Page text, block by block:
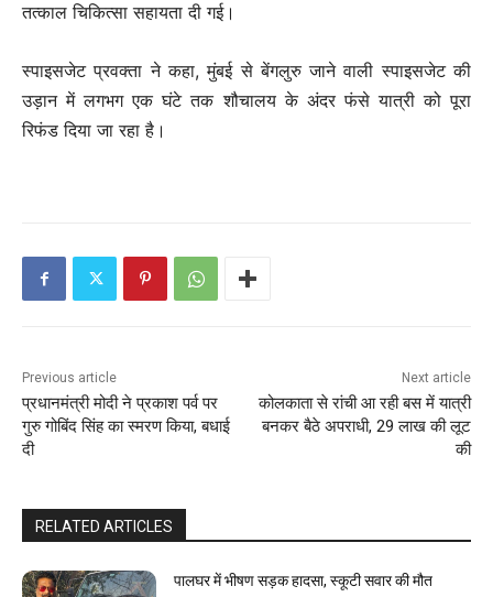
तत्काल चिकित्सा सहायता दी गई।
स्पाइसजेट प्रवक्ता ने कहा, मुंबई से बेंगलुरु जाने वाली स्पाइसजेट की
उड़ान में लगभग एक घंटे तक शौचालय के अंदर फंसे यात्री को पूरा
रिफंड दिया जा रहा है।
Previous article
प्रधानमंत्री मोदी ने प्रकाश पर्व पर
गुरु गोबिंद सिंह का स्मरण किया, बधाई
दी
Next article
कोलकाता से रांची आ रही बस में यात्री
बनकर बैठे अपराधी, 29 लाख की लूट
की
RELATED ARTICLES
पालघर में भीषण सड़क हादसा, स्कूटी सवार की मौत